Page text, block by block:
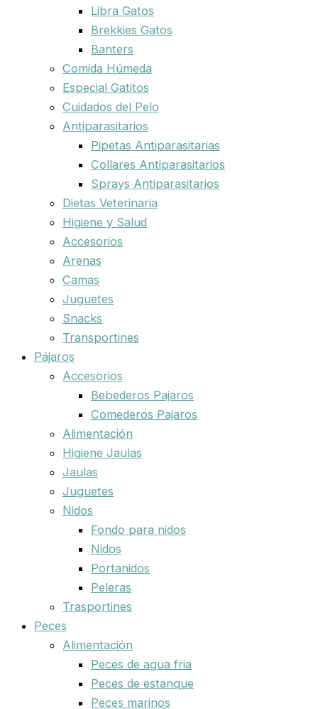
Libra Gatos
Brekkies Gatos
Banters
Comida Húmeda
Especial Gatitos
Cuidados del Pelo
Antiparasitarios
Pipetas Antiparasitarias
Collares Antiparasitarios
Sprays Antiparasitarios
Dietas Veterinaria
Higiene y Salud
Accesorios
Arenas
Camas
Juguetes
Snacks
Transportines
Pájaros
Accesorios
Bebederos Pajaros
Comederos Pajaros
Alimentación
Higiene Jaulas
Jaulas
Juguetes
Nidos
Fondo para nidos
Nidos
Portanidos
Peleras
Trasportines
Peces
Alimentación
Peces de agua fria
Peces de estanque
Peces marinos